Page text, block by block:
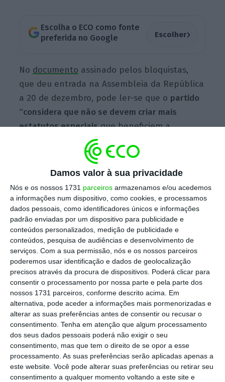
Damos valor à sua privacidade
Nós e os nossos 1731 parceiros armazenamos e/ou acedemos
a informações num dispositivo, como cookies, e processamos
dados pessoais, como identificadores únicos e informações
padrão enviadas por um dispositivo para publicidade e
conteúdos personalizados, medição de publicidade e
conteúdos, pesquisa de audiências e desenvolvimento de
serviços. Com a sua permissão, nós e os nossos parceiros
poderemos usar identificação e dados de geolocalização
precisos através da procura de dispositivos. Poderá clicar para
consentir o processamento por nossa parte e pela parte dos
nossos 1731 parceiros, conforme descrito acima. Em
alternativa, pode aceder a informações mais pormenorizadas e
alterar as suas preferências antes de consentir ou recusar o
consentimento. Tenha em atenção que algum processamento
dos seus dados pessoais poderá não exigir o seu
consentimento, mas que tem o direito de se opor a esse
processamento. As suas preferências serão aplicadas apenas a
este website. Você pode alterar suas preferências ou retirar seu
consentimento a qualquer momento voltando a este site e
Escolha o ECO como fonte
preferida no Google
Escolher›
No documento assinado pelos bloquistas,
que deu entrada na Assembleia da República
a 20 de dezembro, pode ler-se que o partido
“considera que não se devem criar mais
estatutos especiaisque beneficiem a
financeirização da economia, tanto mais
quando não há qualquer contrapartida que
garanta políticas públicas de habitação”.
que aprova o regime destas sociedades de
investimento.
Questionado sobre se o Parlamento ainda
poderia não aceitar o pedido de apreciação
ou se esse já era um facto, Siza Vieira tentou
acalmar as preocupações dos presentes —
advogados, consultores e promotores
imobiliários –, embora desconhecesse se o
pedido já tinha dado entrada na Assembleia
da República.“Estou convencido de que
existe consenso no Parlamento em manter
este regime, porque é mais uma ferramenta